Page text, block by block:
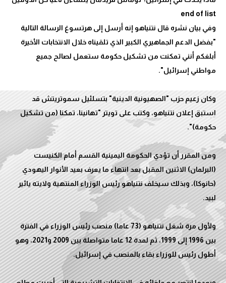
وفي بيان نشره قال نتنياهو إنه أرسل إلى هرتسوغ الرسالة التالية
"بفضل الدعم الجماهيري الكبير الذي تلقيناه خلال الانتخابات الأخيرة
أبلغكم أنني تمكنت من تشكيل حكومة ستعمل لصالح جميع
وكان زعيم حزب "الصهيونية الدينية" بتسلئيل سموتريتش قد
استبق إعلان نتنياهو، وكتب على تويتر "تهانينا، تمكنا (من تشكيل
ومن المقرر أن تؤدي الحكومة اليمينية القسم أمام الكنيست
(البرلمان) الاثنين المقبل بعد انتهاء ما يعرف بعيد الأنوار اليهودي
(حانوكا)، وبذلك سيخلف نتنياهو رئيس الوزراء المنتهية ولايته يائير
ولأول مرة شغل نتنياهو (73 عاما) منصب رئيس الوزراء في الفترة
بين 1996 إلى 1999، ثم لمدة 12 عاما متواصلة بين 2009 و2021، وهو